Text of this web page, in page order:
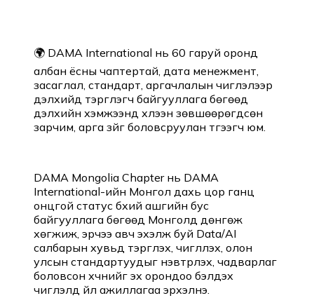
🌍 DAMA International нь 60 гаруй оронд
албан ёсны чаптертай, дата менежмент,
засаглал, стандарт, аргачлалын чиглэлээр
дэлхийд тэргүүлэгч байгууллага бөгөөд
дэлхийн хэмжээнд хүлээн зөвшөөрөгдсөн
зарчим, арга зүйг боловсруулан түгээгч юм.
DAMA Mongolia Chapter нь DAMA
International-ийн Монгол дахь цор ганц
онцгой статус бүхий ашгийн бус
байгууллага бөгөөд Монголд дөнгөж
хөгжиж, эрчээ авч эхэлж буй Data/AI
салбарын хувьд тэргүүлэх, чиглүүлэх, олон
улсын стандартуудыг нэвтрүүлэх, чадварлаг
боловсон хүчнийг эх орондоо бэлдэх
чиглэлд үйл ажиллагаа эрхэлнэ.